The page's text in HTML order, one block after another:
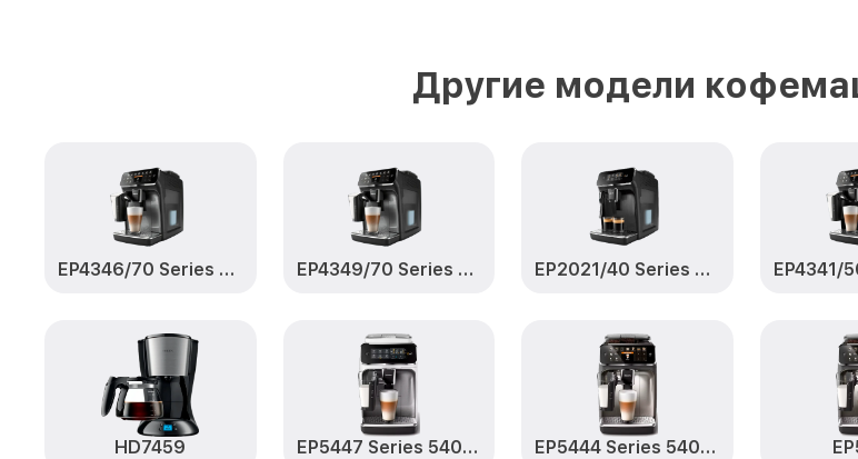
Замена
Замена
3200 LatteGo
Замена помпы
Philips
Ремонт или
Series 3200
Другие модели
EP4346/70 Series 4300 LatteGo EP4349/70 Series 4300 LatteGo EP2021/40 Series 2200
HD7459 EP5447 Series 5400 LatteGo EP5444 Series 5400 LatteGo